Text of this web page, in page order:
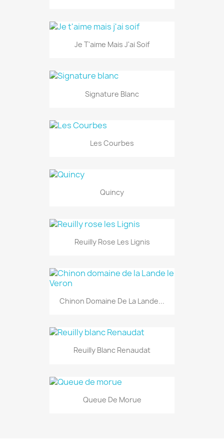
Je T'aime Mais J'ai Soif
Signature Blanc
Les Courbes
Quincy
Reuilly Rose Les Lignis
Chinon Domaine De La Lande...
Reuilly Blanc Renaudat
Queue De Morue